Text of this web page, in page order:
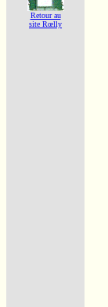
Retour au
site Rœlly